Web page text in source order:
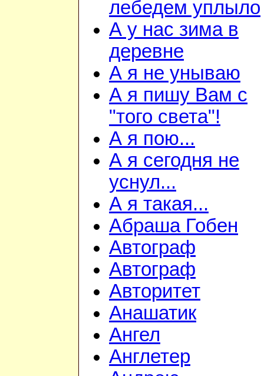
лебедем уплыло
А у нас зима в
деревне
А я не унываю
А я пишу Вам с
"того света"!
А я пою...
А я сегодня не
уснул...
А я такая...
Абраша Гобен
Автограф
Автограф
Авторитет
Анашатик
Ангел
Англетер